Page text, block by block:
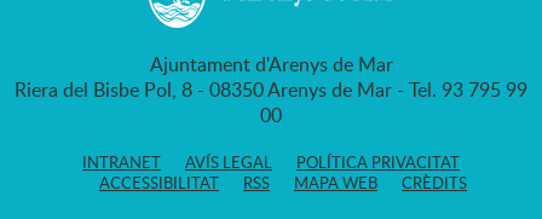
Ajuntament d'Arenys de Mar
Riera del Bisbe Pol, 8 - 08350 Arenys de Mar - Tel. 93 795 99
00
INTRANET AVÍS LEGAL
POLÍTICA PRIVACITAT
ACCESSIBILITAT
RSS MAPA WEB CRÈDITS